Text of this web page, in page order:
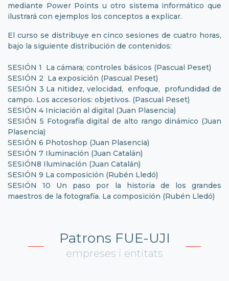
mediante Power Points u otro sistema informático que
ilustrará con ejemplos los conceptos a explicar.
El curso se distribuye en cinco sesiones de cuatro horas,
bajo la siguiente distribución de contenidos:
SESIÓN 1 La cámara; controles básicos (Pascual Peset)
SESIÓN 2 La exposición (Pascual Peset)
SESIÓN 3 La nitidez, velocidad, enfoque, profundidad de
campo. Los accesorios: objetivos. (Pascual Peset)
SESIÓN 4 Iniciación al digital (Juan Plasencia)
SESIÓN 5 Fotografía digital de alto rango dinámico (Juan
Plasencia)
SESIÓN 6 Photoshop (Juan Plasencia)
SESIÓN 7 Iluminación (Juan Catalán)
SESIÓN8 Iluminación (Juan Catalán)
SESIÓN 9 La composición (Rubén Lledó)
SESIÓN 10 Un paso por la historia de los grandes
maestros de la fotografía. La composición (Rubén Lledó)
Patrons FUE-UJI
empreses i entitats